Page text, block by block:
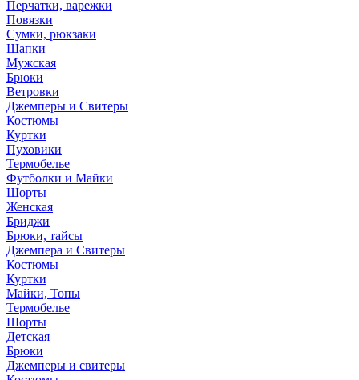
Перчатки, варежки
Повязки
Сумки, рюкзаки
Шапки
Мужская
Брюки
Ветровки
Джемперы и Свитеры
Костюмы
Куртки
Пуховики
Термобелье
Футболки и Майки
Шорты
Женская
Бриджи
Брюки, тайсы
Джемпера и Свитеры
Костюмы
Куртки
Майки, Топы
Термобелье
Шорты
Детская
Брюки
Джемперы и свитеры